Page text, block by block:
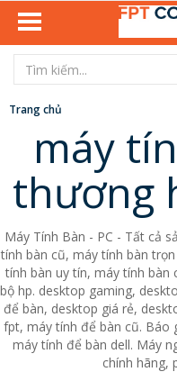
Trang chủ
máy
thương
Máy Tính Bàn - PC - Tất cả
tính bàn cũ, máy tính bàn
tính bàn uy tín, máy tính bàn
bộ hp. desktop gaming,
để bàn, desktop giá rẻ,
fpt, máy tính để bàn cũ. Báo
máy tính để bàn dell. Máy
chính hãng,